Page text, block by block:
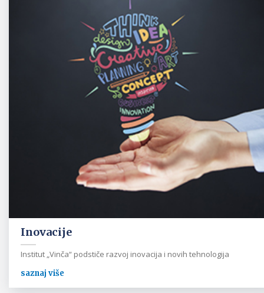
Inovacije
Institut „Vinča“ podstiče razvoj inovacija i novih tehnologija
saznaj više